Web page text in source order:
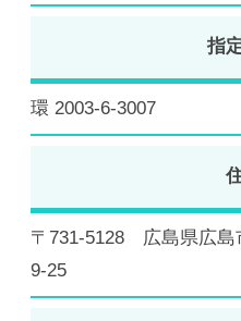
指
環 2003-6-3007
〒731-5128 広島県広島
9-25